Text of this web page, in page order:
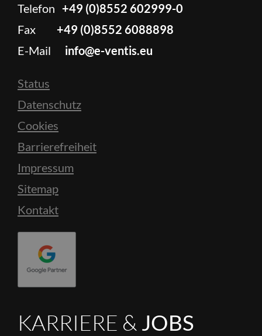
Telefon +49 (0)8552 602999-0
Fax +49 (0)8552 6088898
E-Mail info@e-ventis.eu
Status
Datenschutz
Cookies
Barrierefreiheit
Impressum
Sitemap
Kontakt
KARRIERE & JOBS